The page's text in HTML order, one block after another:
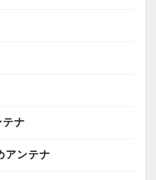
ナ
アンテナ